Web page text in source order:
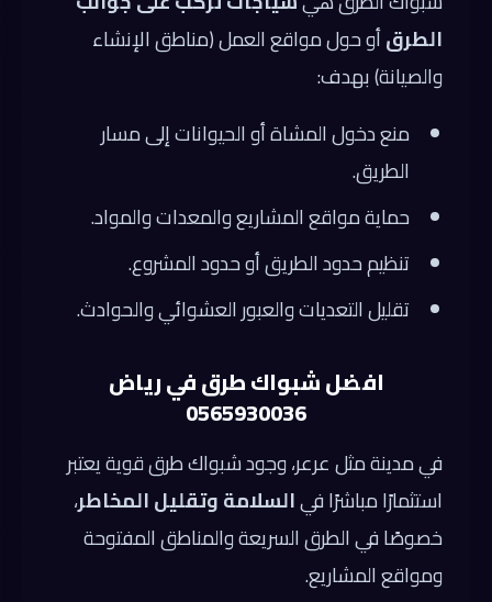
الطرقأو حول مواقع العمل (مناطق الإنشاء
والصيانة) بهدف:
منع دخول المشاة أو الحيوانات إلى مسار
الطريق.
حماية مواقع المشاريع والمعدات والمواد.
تنظيم حدود الطريق أو حدود المشروع.
تقليل التعديات والعبور العشوائي والحوادث.
افضل شبواك طرق في رياض
0565930036
في مدينة مثل عرعر، وجود شبواك طرق قوية يعتبر
استثمارًا مباشرًا فيالسلامة وتقليل المخاطر،
خصوصًا في الطرق السريعة والمناطق المفتوحة
ومواقع المشاريع.